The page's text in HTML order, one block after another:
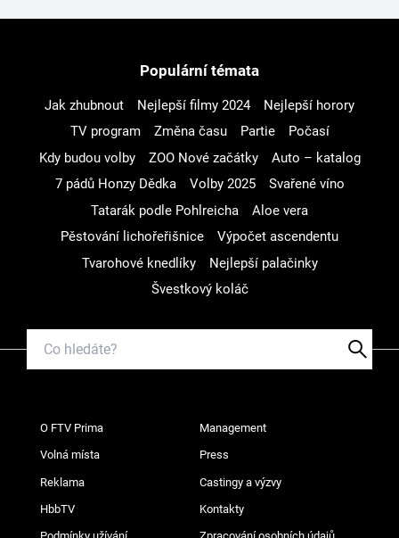
Populární témata
Jak zhubnout Nejlepší filmy 2024
Nejlepší horory
TV program
Změna času Partie
Počasí
Kdy budou volby
ZOO Nové začátky
Auto – katalog
7 pádů Honzy Dědka
Volby 2025
Svařené víno
Tatarák podle Pohlreicha
Aloe vera
Pěstování lichořeřišnice
Výpočet ascendentu
Tvarohové knedlíky
Nejlepší palačinky
Švestkový koláč
O FTV Prima Management
Volná místa Press
Reklama Castingy a výzvy
HbbTV Kontakty